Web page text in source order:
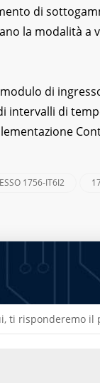
di
la modalità a
di
intervalli di
1756-IT6I2
ti risponderemo il